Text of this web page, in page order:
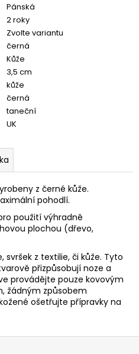
Pánská
2 roky
Zvolte variantu
černá
Kůže
3,5 cm
kůže
černá
taneční
UK
z černé kůže.
pohodlí.
použití výhradně
plochou (dřevo,
svršek z textilie, či kůže. Tyto
přizpůsobují noze a
provádějte pouze kovovým
žádným způsobem
ošetřujte přípravky na